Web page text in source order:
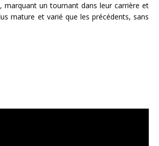
marquant un tournant dans leur carrière et
mature et varié que les précédents, sans